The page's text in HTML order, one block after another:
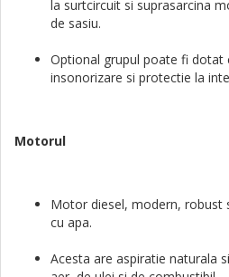
la surtcircuit si suprasarcina
de sasiu.
Optional grupul poate fi dotat
insonorizare si protectie la
Motorul
Motor diesel, modern, robust
cu apa.
Acesta are aspiratie naturala